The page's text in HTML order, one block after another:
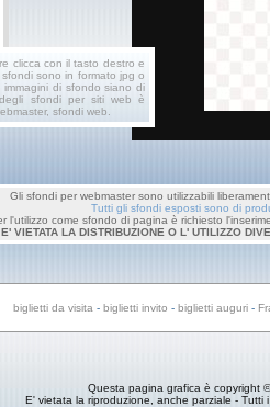
clicca con il tasto destro e
sono in formato jpg o
di sfondo siano di
sfondi per siti web è
sfondi web.
Gli sfondi per webmaster sono utilizzabili
Tutti gli sfondi esposti sono di
l'utilizzo come sfondo di pagina è richiesto
E' VIETATA LA DISTRIBUZIONE O L' UTILIZZO
biglietti da visita - biglietti invito - biglietti auguri -
Questa pagina grafica è copyright
E' vietata la riproduzione, anche parziale - Tutti